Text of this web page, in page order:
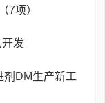
7项）
发
剂DM生产新工